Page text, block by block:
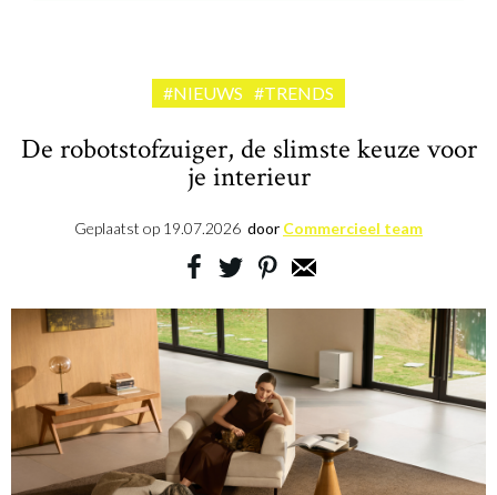
#NIEUWS #TRENDS
De robotstofzuiger, de slimste keuze voor
je interieur
Geplaatst op 19.07.2026 door Commercieel team